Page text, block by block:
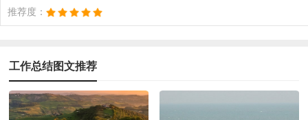
推荐度：
工作总结图文推荐